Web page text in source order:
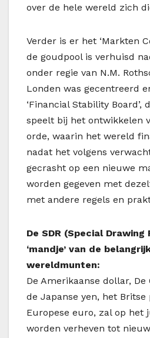
over de hele wereld zich
Verder is er het ‘Markten
de goudpool is verhuisd
onder regie van N.M.
Londen was gecentreerd
‘Financial Stability Board’,
speelt bij het ontwikkelen
orde, waarin het wereld
nadat het volgens
gecrasht op een nieuwe
worden gegeven met
met andere regels en
De SDR (Special
‘mandje’ van de
wereldmunten:
De Amerikaanse dollar,
de Japanse yen, het Britse
Europese euro, zal op het
worden verheven tot